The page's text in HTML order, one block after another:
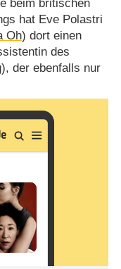
beim britischen
hat Eve Polastri
Oh) dort einen
des
), der ebenfalls nur